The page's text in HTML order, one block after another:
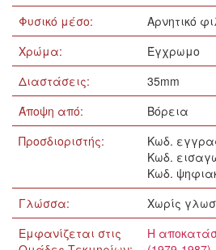
Φυσικό μέσο:
Αρνητικό
Χρώμα:
Έγχρωμο
Διαστάσεις:
35mm
Άποψη από:
Βόρεια
Προσδιοριστής:
Κωδ.
Κωδ.
Κωδ.
Γλώσσα:
Xωρίς
Εμφανίζεται στις
Η